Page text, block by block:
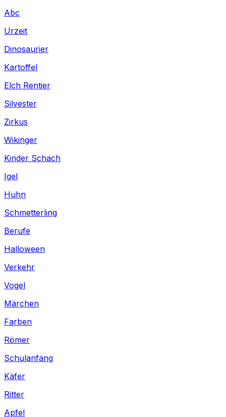
Abc
Urzeit
Dinosaurier
Kartoffel
Elch Rentier
Silvester
Zirkus
Wikinger
Kinder Schach
Igel
Huhn
Schmetterling
Berufe
Halloween
Verkehr
Vogel
Märchen
Farben
Römer
Schulanfang
Käfer
Ritter
Apfel